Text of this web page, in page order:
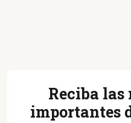
Reciba
importantes